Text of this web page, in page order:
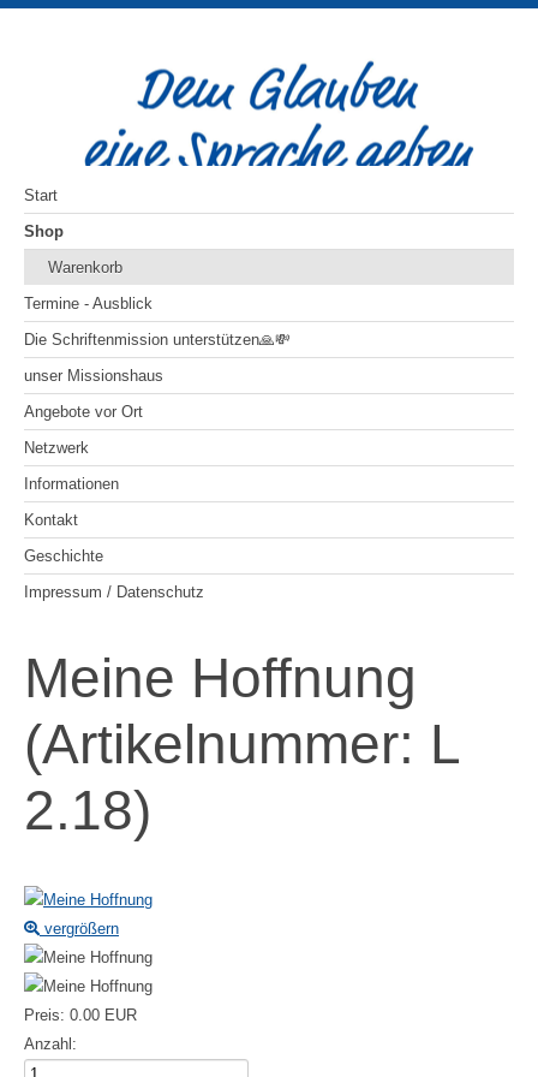
Start
Shop
Warenkorb
Termine - Ausblick
Die Schriftenmission unterstützen🙏💸
unser Missionshaus
Angebote vor Ort
Netzwerk
Informationen
Kontakt
Geschichte
Impressum / Datenschutz
Meine Hoffnung
(Artikelnummer: L
2.18)
vergrößern
Preis: 0.00 EUR
Anzahl: